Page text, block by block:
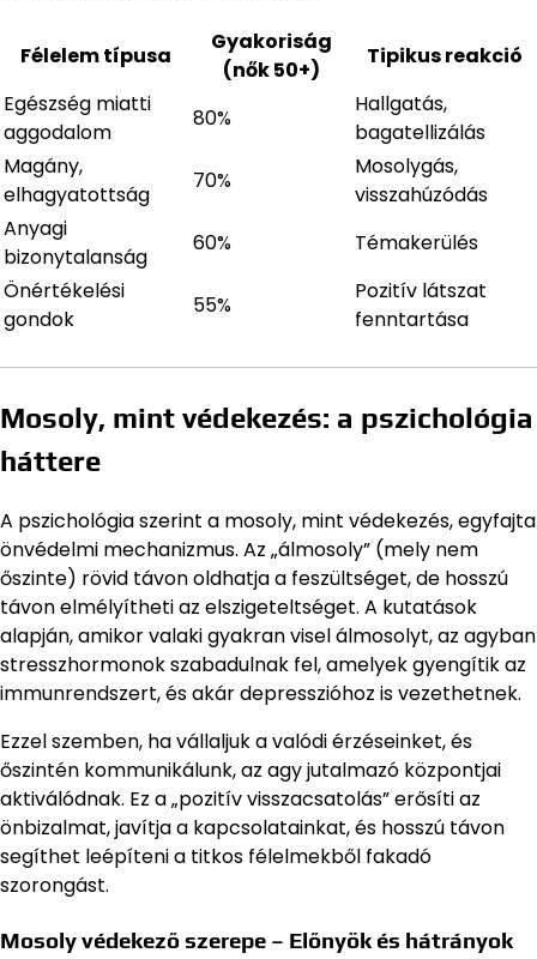
Félelem típusa
Gyakoriság
(nők 50+)
Tipikus reakció
Egészség miatti
aggodalom
80%
Hallgatás,
bagatellizálás
Magány,
elhagyatottság
70%
Mosolygás,
visszahúzódás
Anyagi
bizonytalanság
60%
Témakerülés
Önértékelési
gondok
55%
Pozitív látszat
fenntartása
Mosoly, mint védekezés: a pszichológia
háttere
A pszichológia szerint a mosoly, mint védekezés, egyfajta
önvédelmi mechanizmus. Az „álmosoly” (mely nem
őszinte) rövid távon oldhatja a feszültséget, de hosszú
távon elmélyítheti az elszigeteltséget. A kutatások
alapján, amikor valaki gyakran visel álmosolyt, az agyban
stresszhormonok szabadulnak fel, amelyek gyengítik az
immunrendszert, és akár depresszióhoz is vezethetnek.
Ezzel szemben, ha vállaljuk a valódi érzéseinket, és
őszintén kommunikálunk, az agy jutalmazó központjai
aktiválódnak. Ez a „pozitív visszacsatolás” erősíti az
önbizalmat, javítja a kapcsolatainkat, és hosszú távon
segíthet leépíteni a titkos félelmekből fakadó
szorongást.
Mosoly védekező szerepe – Előnyök és hátrányok